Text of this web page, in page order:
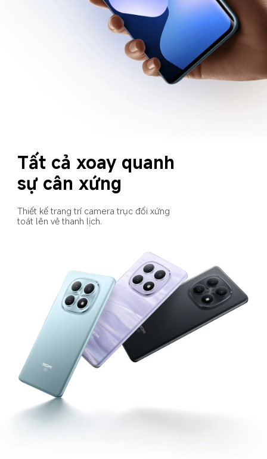
Tất cả xoay quanh
sự cân xứng
Thiết kế trang trí camera trục đối xứng
toát lên vẻ thanh lịch.